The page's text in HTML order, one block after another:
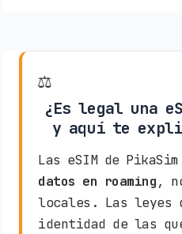
⚖️
¿Es legal una
y aquí te
Las eSIM de
datos en roaming,
locales. Las leyes
identidad de las